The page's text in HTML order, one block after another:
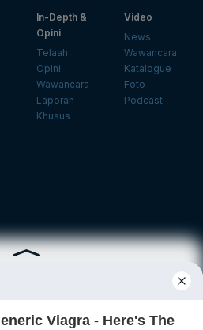
In-Depth &
Opini
Telaah
Opini
Wawancara
Laporan
Khusus
Video
News
Wawancara
Katalogue
Foto
Podcast
Daftar